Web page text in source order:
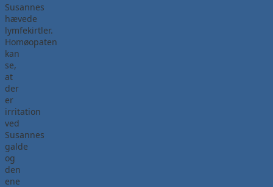
Susannes
hævede
lymfekirtler.
Homøopaten
kan
se,
at
der
er
irritation
ved
Susannes
galde
og
den
ene